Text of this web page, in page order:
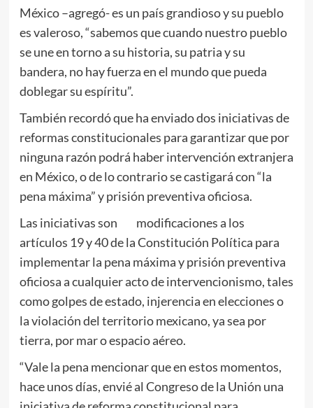
México –agregó- es un país grandioso y su pueblo
es valeroso, “sabemos que cuando nuestro pueblo
se une en torno a su historia, su patria y su
bandera, no hay fuerza en el mundo que pueda
doblegar su espíritu”.
También recordó que ha enviado dos iniciativas de
reformas constitucionales para garantizar que por
ninguna razón podrá haber intervención extranjera
en México, o de lo contrario se castigará con “la
pena máxima” y prisión preventiva oficiosa.
Las iniciativas son modificaciones a los
artículos 19 y 40 de la Constitución Política para
implementar la pena máxima y prisión preventiva
oficiosa a cualquier acto de intervencionismo, tales
como golpes de estado, injerencia en elecciones o
la violación del territorio mexicano, ya sea por
tierra, por mar o espacio aéreo.
“Vale la pena mencionar que en estos momentos,
hace unos días, envié al Congreso de la Unión una